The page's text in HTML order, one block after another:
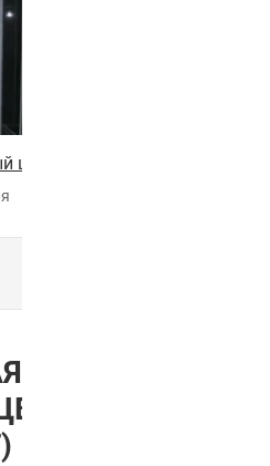
центр "Галактика"
ДВЕРЬ
ПОЛОТНА